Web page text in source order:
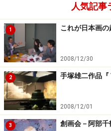
人気記事
1 これが日本画
2008/12/30
2 手塚雄二作品『
2008/12/01
3 創画会－阿部千